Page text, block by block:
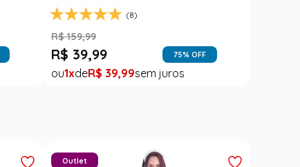
(8)
R$ 159,99
R$ 39,99 75% OFF
1 R$ 39,99
Outlet